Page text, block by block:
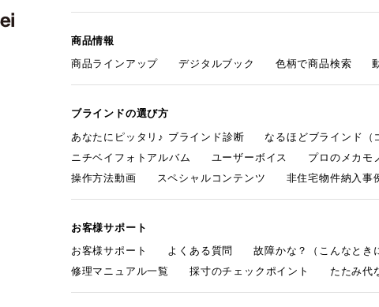
商品情報
商品ラインアップ
デジタルブック 色柄で商品検索
ブラインドの選び方
あなたにピッタリ♪ ブラインド診断
なるほどブラインド（
ニチベイフォトアルバム
ユーザーボイス プロのメカモ
操作方法動画
スペシャルコンテンツ 非住宅物件納入事
お客様サポート
お客様サポート
よくある質問 故障かな？（こんなとき
修理マニュアル一覧
採寸のチェックポイント たたみ代